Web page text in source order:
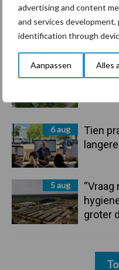
advertising and content
and services
identification through
Aanpassen Alles
7 aug
De
6 aug
6 aug
Tien
5 aug
groter